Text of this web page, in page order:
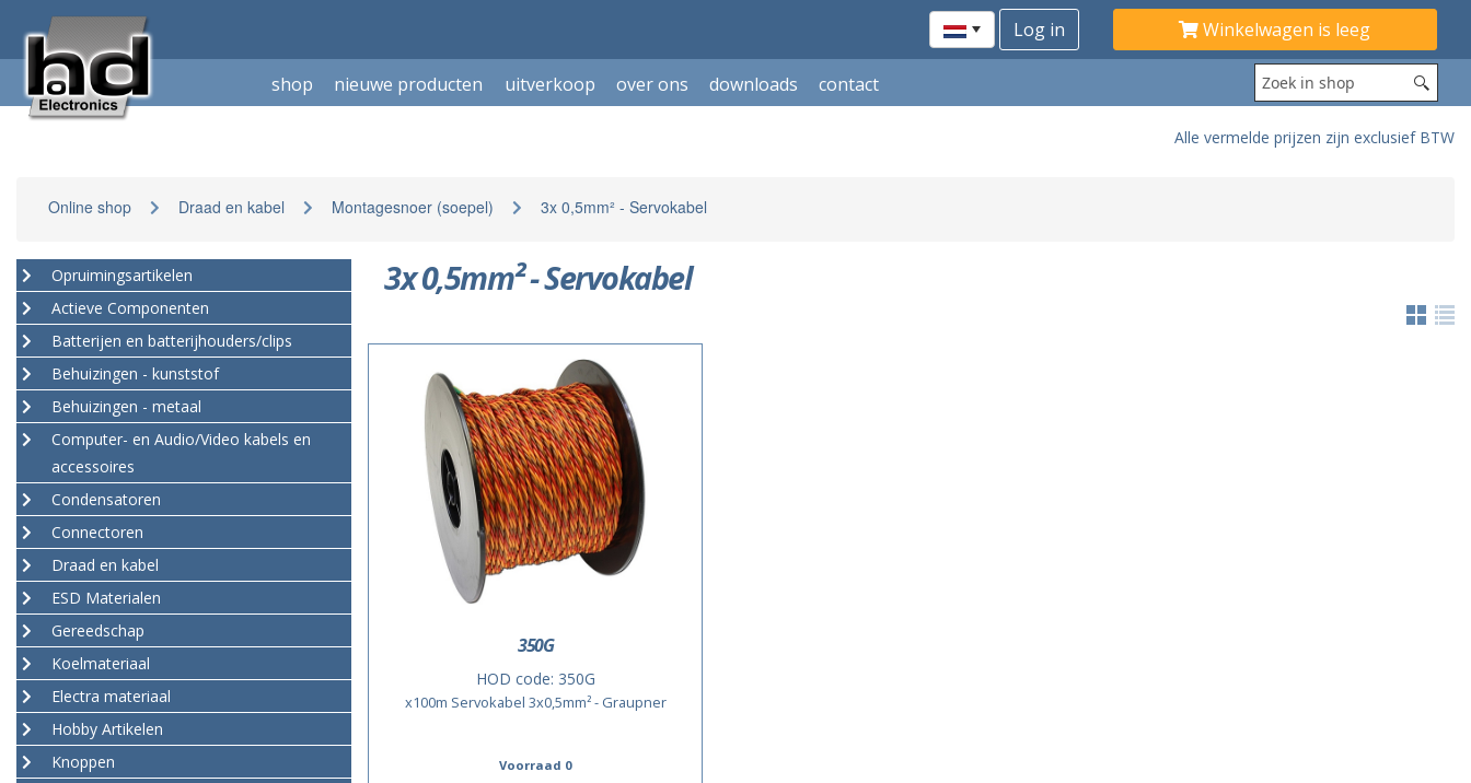
Winkelwagen is leeg
shop nieuwe producten uitverkoop over ons downloads contact
Alle vermelde prijzen zijn exclusief BTW
Online shop Draad en kabel Montagesnoer (soepel) 3x 0,5mm² - Servokabel
Opruimingsartikelen
Actieve Componenten
Batterijen en batterijhouders/clips
Behuizingen - kunststof
Behuizingen - metaal
Computer- en Audio/Video kabels en
accessoires
Condensatoren
Connectoren
Draad en kabel
ESD Materialen
Gereedschap
Koelmateriaal
Electra materiaal
Hobby Artikelen
Knoppen
3x 0,5mm² - Servokabel
350G
HOD code: 350G
x100m Servokabel 3x0,5mm² - Graupner
Voorraad 0